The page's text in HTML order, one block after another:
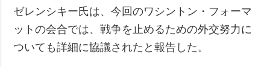
ゼレンシキー氏は、今回のワシントン・フォーマ
ットの会合では、戦争を止めるための外交努力に
ついても詳細に協議されたと報告した。